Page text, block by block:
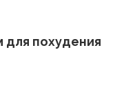
похудения